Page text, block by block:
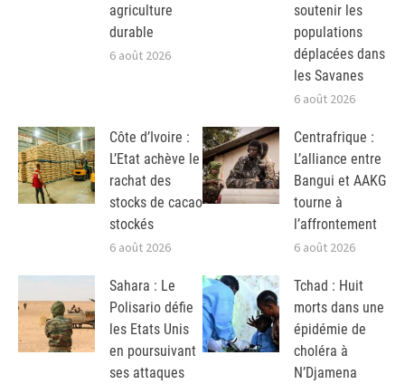
agriculture
durable
6 août 2026
soutenir les
populations
déplacées dans
les Savanes
6 août 2026
Côte d’Ivoire :
L’Etat achève le
rachat des
stocks de cacao
stockés
6 août 2026
Centrafrique :
L’alliance entre
Bangui et AAKG
tourne à
l’affrontement
6 août 2026
Sahara : Le
Polisario défie
les Etats Unis
en poursuivant
ses attaques
Tchad : Huit
morts dans une
épidémie de
choléra à
N’Djamena